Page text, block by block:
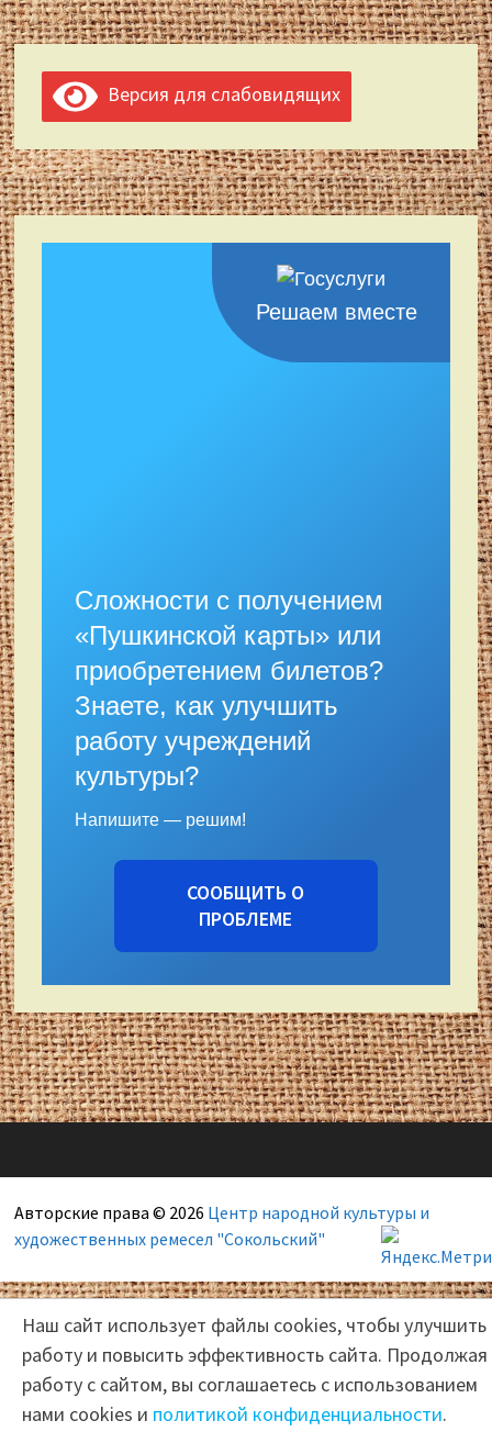
Версия для слабовидящих
Решаем вместе
Сложности с получением
«Пушкинской карты» или
приобретением билетов?
Знаете, как улучшить
работу учреждений
культуры?
Напишите — решим!
СООБЩИТЬ О
ПРОБЛЕМЕ
Авторские права © 2026 Центр народной культуры и
художественных ремесел "Сокольский"
Наш сайт использует файлы cookies, чтобы улучшить
работу и повысить эффективность сайта. Продолжая
работу с сайтом, вы соглашаетесь с использованием
нами cookies и политикой конфиденциальности.